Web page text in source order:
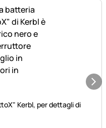
Kerbl, per dettagli di